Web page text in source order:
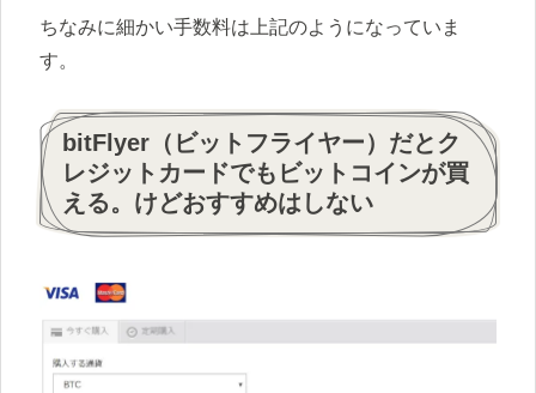
ちなみに細かい手数料は上記のようになっていま
す。
bitFlyer（ビットフライヤー）だとク
レジットカードでもビットコインが買
える。けどおすすめはしない